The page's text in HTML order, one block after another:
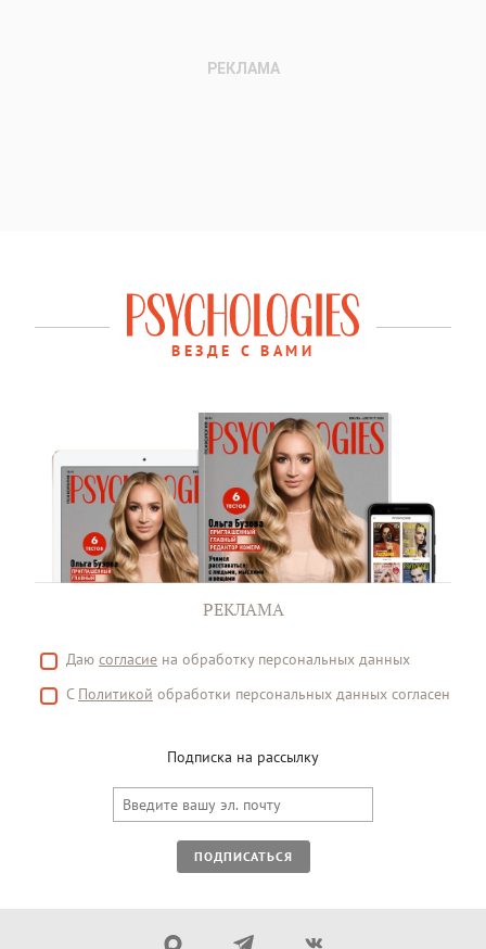
ВЕЗДЕ С ВАМИ
РЕКЛАМА
Даю согласие на обработку персональных данных
С Политикой обработки персональных данных согласен
Подписка на рассылку
ПОДПИСАТЬСЯ